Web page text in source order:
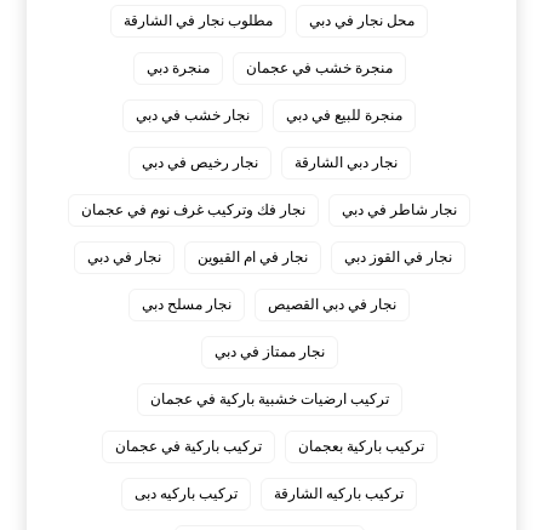
محل نجار في دبي مطلوب نجار في الشارقة
منجرة خشب في عجمان منجرة دبي
منجرة للبيع في دبي نجار خشب في دبي
نجار دبي الشارقة نجار رخيص في دبي
نجار شاطر في دبي نجار فك وتركيب غرف نوم في عجمان
نجار في القوز دبي نجار في ام القيوين نجار في دبي
نجار في دبي القصيص نجار مسلح دبي
نجار ممتاز في دبي
‏تركيب ارضيات خشبية باركية في عجمان
‏تركيب باركية بعجمان ‏تركيب باركية في عجمان
‏تركيب باركيه الشارقة ‏تركيب باركيه دبى